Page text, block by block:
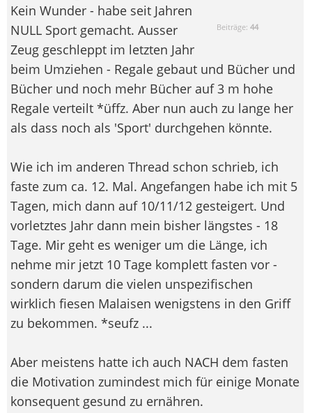
Beiträge:44
Kein Wunder - habe seit Jahren
NULL Sport gemacht. Ausser
Zeug geschleppt im letzten Jahr
beim Umziehen - Regale gebaut und Bücher und
Bücher und noch mehr Bücher auf 3 m hohe
Regale verteilt *üffz. Aber nun auch zu lange her
als dass noch als 'Sport' durchgehen könnte.
Wie ich im anderen Thread schon schrieb, ich
faste zum ca. 12. Mal. Angefangen habe ich mit 5
Tagen, mich dann auf 10/11/12 gesteigert. Und
vorletztes Jahr dann mein bisher längstes - 18
Tage. Mir geht es weniger um die Länge, ich
nehme mir jetzt 10 Tage komplett fasten vor -
sondern darum die vielen unspezifischen
wirklich fiesen Malaisen wenigstens in den Griff
zu bekommen. *seufz ...
Aber meistens hatte ich auch NACH dem fasten
die Motivation zumindest mich für einige Monate
konsequent gesund zu ernähren.